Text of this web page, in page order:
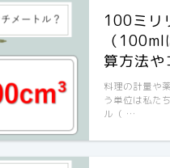
100ミリ
（
算方法や
料理の計量や
う単位は私た
ル（ …